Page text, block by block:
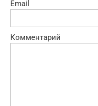
Email
Комментарий